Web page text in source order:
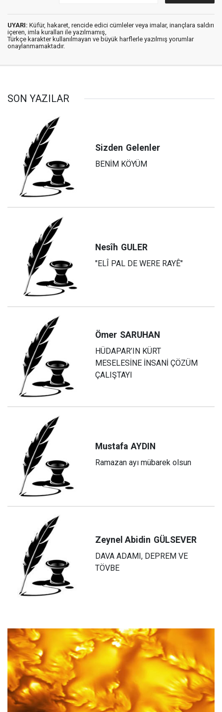
UYARI: Küfür, hakaret, rencide edici cümleler veya imalar, inançlara saldırı
içeren, imla kuralları ile yazılmamış,
Türkçe karakter kullanılmayan ve büyük harflerle yazılmış yorumlar
onaylanmamaktadır.
SON YAZILAR
Sizden Gelenler
BENİM KÖYÜM
Nesîh GULER
"ELÎ PAL DE WERE RAYÊ"
Ömer SARUHAN
HÜDAPAR’IN KÜRT
MESELESİNE İNSANİ ÇÖZÜM
ÇALIŞTAYI
Mustafa AYDIN
Ramazan ayı mübarek olsun
Zeynel Abidin GÜLSEVER
DAVA ADAMI, DEPREM VE
TÖVBE